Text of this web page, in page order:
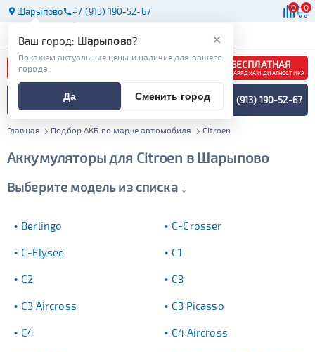
Шарыпово +7 (913) 190-52-67 0 0
АКБ
БЕСПЛАТНАЯ
ЗАРЯДКА И ДИАГНОСТИКА
ПОДБОР АККУМУЛЯТОРА
СПЕЦИАЛИСТОМ +7 (913) 190-52-67
Главная Подбор АКБ по марке автомобиля Citroen
Аккумуляторы для Citroen в Шарыпово
Выберите модель из списка ↓
Berlingo C-Crosser
C-Elysee C1
C2 C3
C3 Aircross C3 Picasso
C4 C4 Aircross
×
Ваш город: Шарыпово?
Покажем актуальные цены и наличие для вашего
города.
Да Сменить город